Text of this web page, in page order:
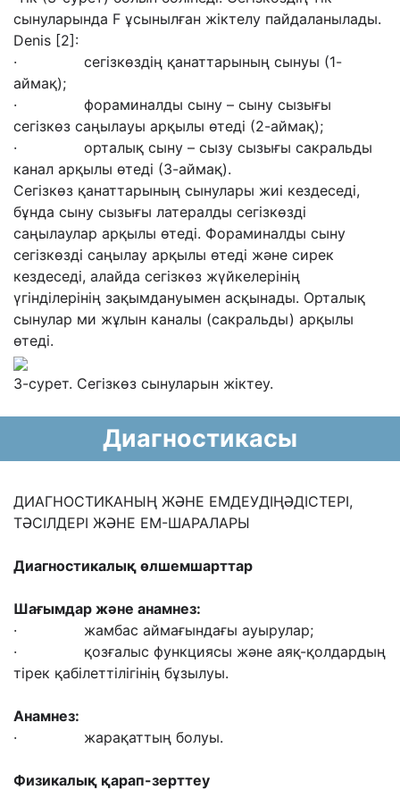
сынуларында F ұсынылған жіктелу пайдаланылады.
Denis [2]:
· сегізкөздің қанаттарының сынуы (1-
аймақ);
· фораминалды сыну – сыну сызығы
сегізкөз саңылауы арқылы өтеді (2-аймақ);
· орталық сыну – сызу сызығы сакральды
канал арқылы өтеді (3-аймақ).
Сегізкөз қанаттарының сынулары жиі кездеседі,
бұнда сыну сызығы латералды сегізкөзді
саңылаулар арқылы өтеді. Фораминалды сыну
сегізкөзді саңылау арқылы өтеді және сирек
кездеседі, алайда сегізкөз жүйкелерінің
үгінділерінің зақымдануымен асқынады. Орталық
сынулар ми жұлын каналы (сакральды) арқылы
өтеді.
3-сурет. Сегізкөз сынуларын жіктеу.
Диагностикасы
ДИАГНОСТИКАНЫҢ ЖӘНЕ ЕМДЕУДІҢӘДІСТЕРІ,
ТӘСІЛДЕРІ ЖӘНЕ ЕМ-ШАРАЛАРЫ
Диагностикалық өлшемшарттар
Шағымдар және анамнез:
· жамбас аймағындағы ауырулар;
· қозғалыс функциясы және аяқ-қолдардың
тірек қабілеттілігінің бұзылуы.
Анамнез:
· жарақаттың болуы.
Физикалық қарап-зерттеу